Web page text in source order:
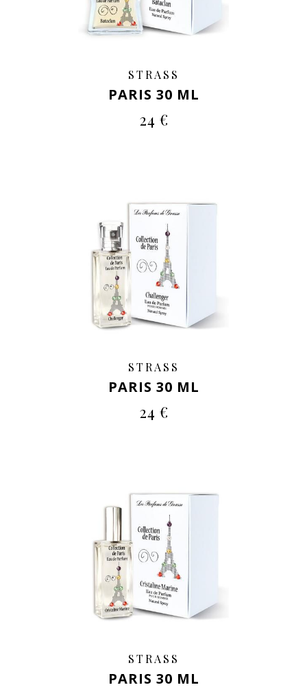
STRASS
PARIS 30 ML
24 €
STRASS
PARIS 30 ML
24 €
STRASS
PARIS 30 ML